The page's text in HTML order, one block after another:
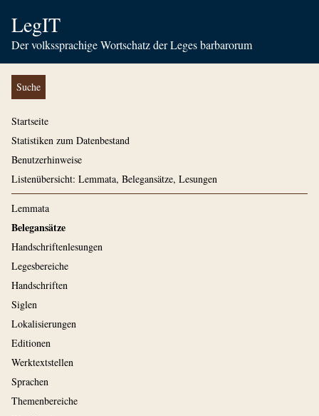
LegIT
Der volkssprachige Wortschatz der Leges barbarorum
Suche
Startseite
Statistiken zum Datenbestand
Benutzerhinweise
Listenübersicht: Lemmata, Belegansätze, Lesungen
Lemmata
Belegansätze
Handschriftenlesungen
Legesbereiche
Handschriften
Siglen
Lokalisierungen
Editionen
Werktextstellen
Sprachen
Themenbereiche